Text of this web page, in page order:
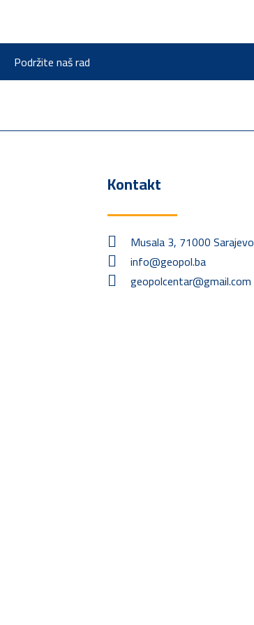
Podržite naš rad
Kontakt
Musala 3, 71000 Sarajevo
info@geopol.ba
geopolcentar@gmail.com